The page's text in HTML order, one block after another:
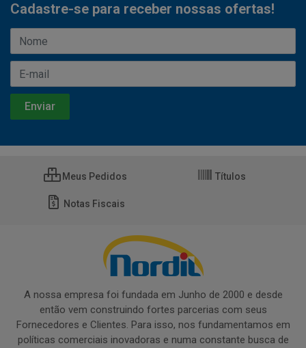
Cadastre-se para receber nossas ofertas!
Meus Pedidos Títulos
Notas Fiscais
A nossa empresa foi fundada em Junho de 2000 e desde
então vem construindo fortes parcerias com seus
Fornecedores e Clientes. Para isso, nos fundamentamos em
políticas comerciais inovadoras e numa constante busca de